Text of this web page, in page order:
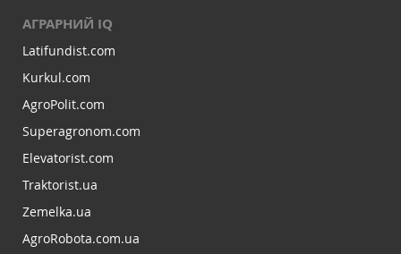
АГРАРНИЙ IQ
Latifundist.com
Kurkul.com
AgroPolit.com
Superagronom.com
Elevatorist.com
Traktorist.ua
Zemelka.ua
AgroRobota.com.ua